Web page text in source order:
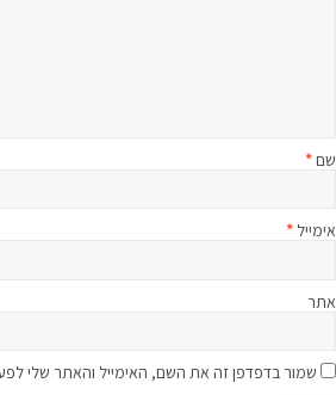
שם*
אימייל *
אתר
שמור בדפדפן זה את השם, האימייל והאתר שלי